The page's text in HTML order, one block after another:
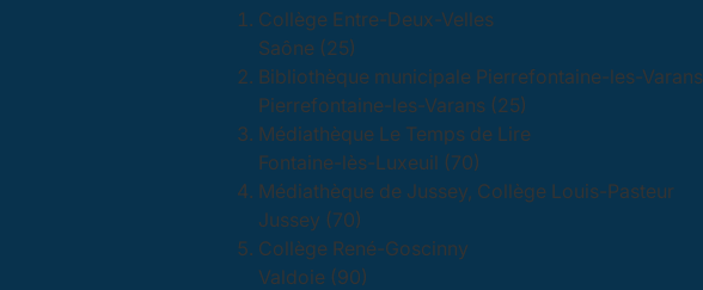
Collège Entre-Deux-Velles
Saône (25)
Bibliothèque municipale Pierrefontaine-les-Varans
Pierrefontaine-les-Varans (25)
Médiathèque Le Temps de Lire
Fontaine-lès-Luxeuil (70)
Médiathèque de Jussey, Collège Louis-Pasteur
Jussey (70)
Collège René-Goscinny
Valdoie (90)